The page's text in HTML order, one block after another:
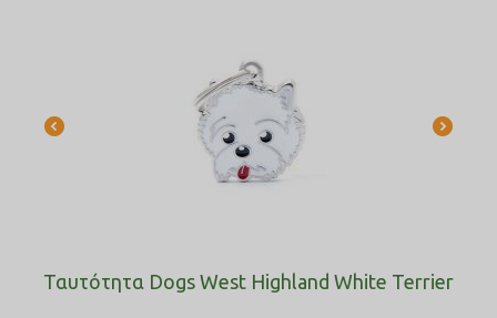
Ταυτότητα Dogs West Highland White Terrier